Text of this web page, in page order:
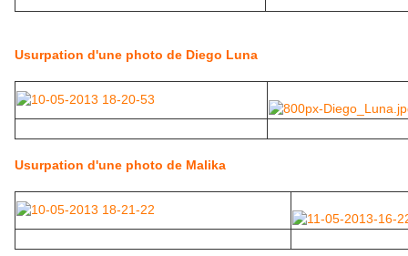
Usurpation d'une photo de Diego Luna
Usurpation d'une photo de Malika